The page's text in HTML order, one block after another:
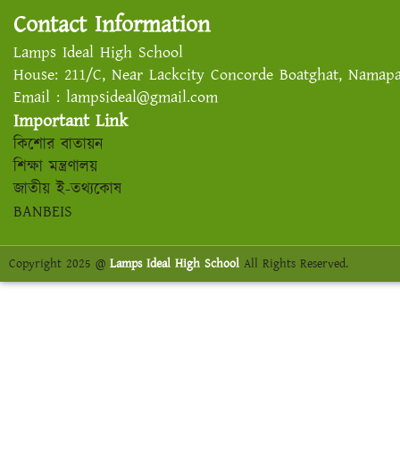
Contact Information
Lamps Ideal High School
House: 211/C, Near Lackcity Concorde Boatghat,
Email : lampsideal@gmail.com
Important Link
কিশোর বাতায়ন
শিক্ষা মন্ত্রণালয়
জাতীয় ই-তথ্যকোষ
BANBEIS
Copyright 2025 @ Lamps Ideal High School All Rights Reserved.